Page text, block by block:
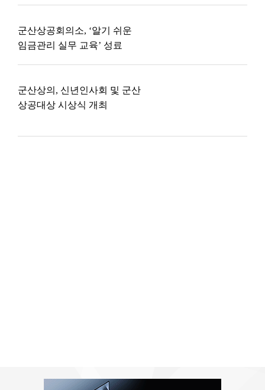
군산상공회의소, ‘알기 쉬운
임금관리 실무 교육’ 성료
군산상의, 신년인사회 및 군산
상공대상 시상식 개최